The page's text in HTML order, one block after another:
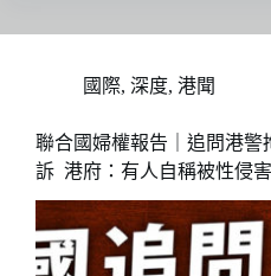
國際, 深度, 港聞
聯合國婦權報告｜追問港警
訴 港府：有人自稱被性侵